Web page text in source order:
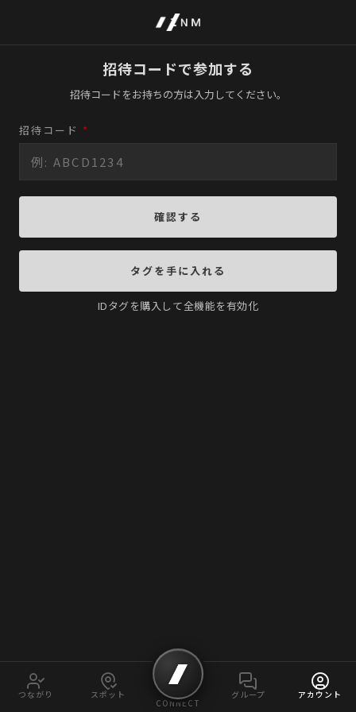
招待コードで参加する
招待コードをお持ちの方は入力してください。
招待コード *
確認する
タグを手に入れる
IDタグを購入して全機能を有効化
つながり スポット
CONNECT
グループ アカウント